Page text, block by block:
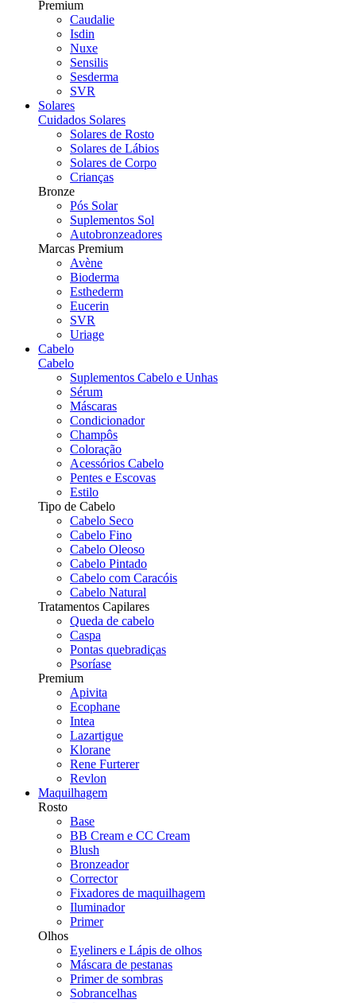
Premium
Caudalie
Isdin
Nuxe
Sensilis
Sesderma
SVR
Solares
Cuidados Solares
Solares de Rosto
Solares de Lábios
Solares de Corpo
Crianças
Bronze
Pós Solar
Suplementos Sol
Autobronzeadores
Marcas Premium
Avène
Bioderma
Esthederm
Eucerin
SVR
Uriage
Cabelo
Cabelo
Suplementos Cabelo e Unhas
Sérum
Máscaras
Condicionador
Champôs
Coloração
Acessórios Cabelo
Pentes e Escovas
Estilo
Tipo de Cabelo
Cabelo Seco
Cabelo Fino
Cabelo Oleoso
Cabelo Pintado
Cabelo com Caracóis
Cabelo Natural
Tratamentos Capilares
Queda de cabelo
Caspa
Pontas quebradiças
Psoríase
Premium
Apivita
Ecophane
Intea
Lazartigue
Klorane
Rene Furterer
Revlon
Maquilhagem
Rosto
Base
BB Cream e CC Cream
Blush
Bronzeador
Corrector
Fixadores de maquilhagem
Iluminador
Primer
Olhos
Eyeliners e Lápis de olhos
Máscara de pestanas
Primer de sombras
Sobrancelhas